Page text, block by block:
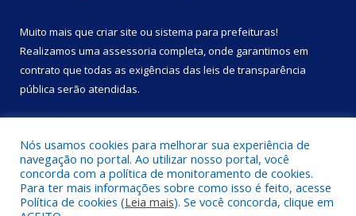
Muito mais que criar site ou sistema para prefeituras!
Realizamos uma assessoria completa, onde garantimos em
contrato que todas as exigências das leis de transparência
pública serão atendidas.
Todos os direitos reservados a Prefeitura Municipal de Portel.
Nós usamos cookies para melhorar sua experiência de
navegação no portal. Ao utilizar nosso portal, você
concorda com a política de monitoramento de cookies.
Para ter mais informações sobre como isso é feito, acesse
Política de cookies (Leia mais). Se você concorda, clique em